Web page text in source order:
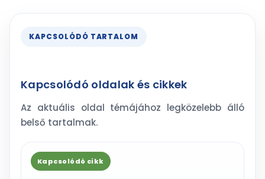
KAPCSOLÓDÓ TARTALOM
Kapcsolódó oldalak és cikkek
Az aktuális oldal témájához legközelebb álló
belső tartalmak.
Kapcsolódó cikk